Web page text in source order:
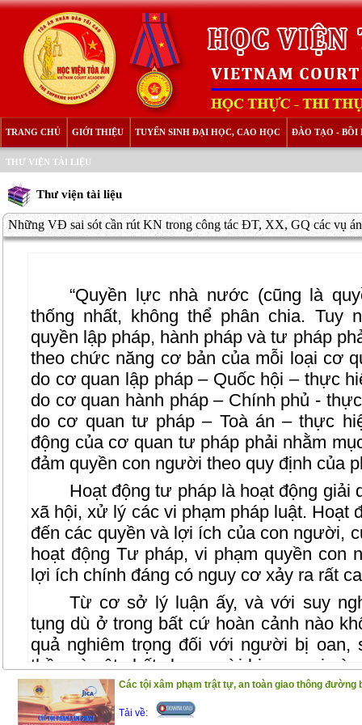
TRANG CHỦ GIỚI THIỆU TUYỂN SINH ĐẠI HỌC, CAO HỌC ĐÀO TẠO - BỒI
THƯ VIỆN TÀI LIỆU
Thư viện tài liệu
Những VĐ sai sót cần rút KN trong công tác ĐT, XX, GQ các vụ án
“Quyền lực nhà nước (cũng là
thống nhất, không thể phân chia. Tuy
quyền lập pháp, hành pháp và tư pháp
theo chức năng cơ bản của mỗi loại cơ
do cơ quan lập pháp – Quốc hội – thực
do cơ quan hành pháp – Chính phủ -
do cơ quan tư pháp – Toà án – thực
động của cơ quan tư pháp phải nhằm
đảm quyền con người theo quy định của
Hoạt động tư pháp là hoạt động giải
xã hội, xử lý các vi phạm pháp luật. Hoạt
đến các quyền và lợi ích của con người,
hoạt động Tư pháp, vi phạm quyền con
lợi ích chính đáng có nguy cơ xảy ra rất
Từ cơ sở lý luận ấy, và với suy
tụng dù ở trong bất cứ hoàn cảnh nào
quả nghiêm trọng đối với người bị oan,
thần và vật chất cho người bị oan sai và
còn ảnh hưởng đến niềm tin về việc
bảo công lý, công bằng xã hội và việc
Các tội xâm phạm trật tự, an toàn giao thông đường
Tải về: